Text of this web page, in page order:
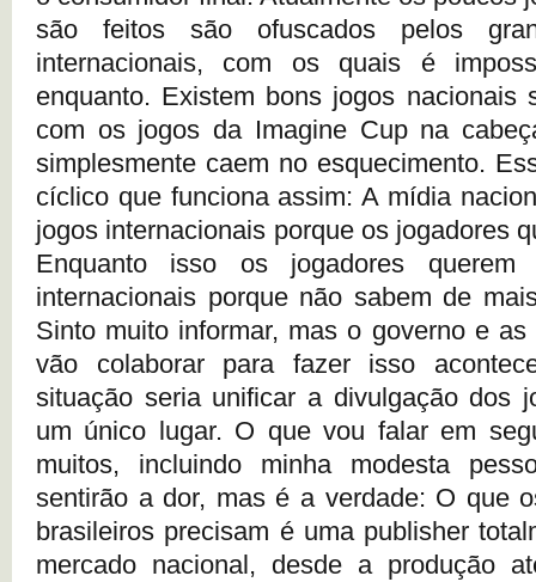
são feitos são ofuscados pelos
internacionais, com os quais é
enquanto. Existem bons jogos nacionais
com os jogos da Imagine Cup na
simplesmente caem no esquecimento.
cíclico que funciona assim: A mídia
jogos internacionais porque os jogadores
Enquanto isso os jogadores
internacionais porque não sabem de
Sinto muito informar, mas o governo e as
vão colaborar para fazer isso
situação seria unificar a divulgação dos
um único lugar. O que vou falar em
muitos, incluindo minha modesta
sentirão a dor, mas é a verdade: O que
brasileiros precisam é uma publisher
mercado nacional, desde a produção